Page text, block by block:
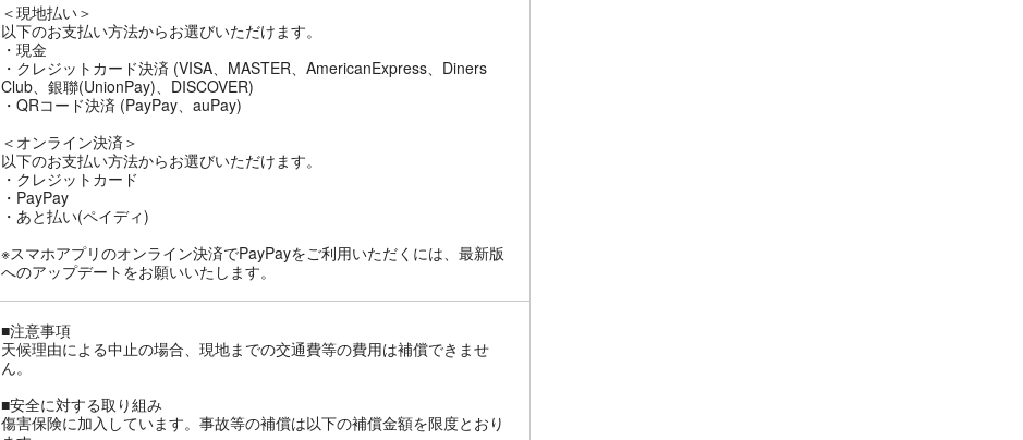
＜現地払い＞
以下のお支払い方法からお選びいただけます。
・現金
・クレジットカード決済 (VISA、MASTER、AmericanExpress、Diners
Club、銀聯(UnionPay)、DISCOVER)
・QRコード決済 (PayPay、auPay)
＜オンライン決済＞
以下のお支払い方法からお選びいただけます。
・クレジットカード
・PayPay
・あと払い(ペイディ)
※スマホアプリのオンライン決済でPayPayをご利用いただくには、最新版
へのアップデートをお願いいたします。
■注意事項
天候理由による中止の場合、現地までの交通費等の費用は補償できませ
ん。
■安全に対する取り組み
傷害保険に加入しています。事故等の補償は以下の補償金額を限度とおり